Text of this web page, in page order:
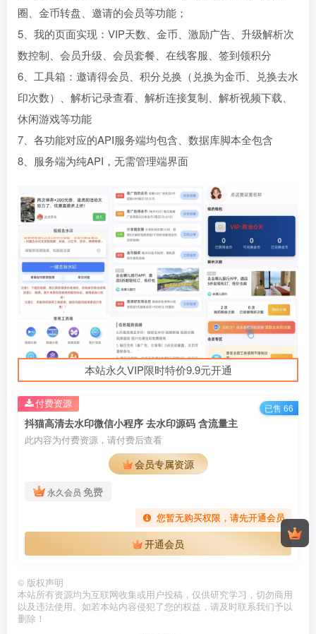
圈、金币转盘、邀请的会员等功能；
5、我的页面实现：VIP天数、金币、激励广告、升级解析次
数控制、会员升级、会员套餐、在线客服、签到领积分
6、工具箱：邀请得会员、积分兑换（兑换为金币、兑换去水
印次数）、解析记录查看、解析连接复制、解析视频下载、
休闲游戏等功能
7、各功能对应的API服务端均包含、数据库脚本全包含
8、服务端为纯API，无需管理端界面
本站永久VIP限时特价9.9元开通
抖猫高清去水印微信小程序 去水印源码 含流量主
此内容为付费资源，请付费后查看
会员专属资源
永久会员 免费
您暂无购买权限，请先开通会员
开通会员
付费资源 已售 66
© 版权声明
本站所有资源均为互联网收集或用户投稿，仅供研究学习，切勿商用
以及违法使用。如若本站内容侵犯了您的权益，请及时联系我们予以
删除！